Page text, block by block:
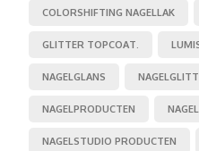
COLORSHIFTING NAGELLAK
GLITTER TOPCOAT.
NAGELGLANS
NAGELPRODUCTEN
NAGELSTUDIO PRODUCTEN